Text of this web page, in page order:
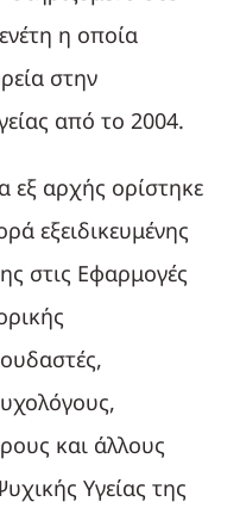
η οποία
στην
από το 2004.
εξ αρχής ορίστηκε
εξειδικευμένης
στις Εφαρμογές
και άλλους
Υγείας της